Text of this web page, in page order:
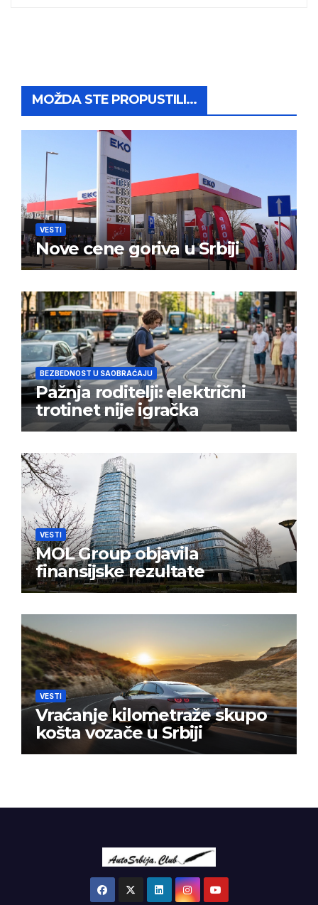
MOŽDA STE PROPUSTILI...
VESTI
Nove cene goriva u Srbiji
BEZBEDNOST U SAOBRAĆAJU
Pažnja roditelji: električni
trotinet nije igračka
VESTI
MOL Group objavila
finansijske rezultate
VESTI
Vraćanje kilometraže skupo
košta vozače u Srbiji